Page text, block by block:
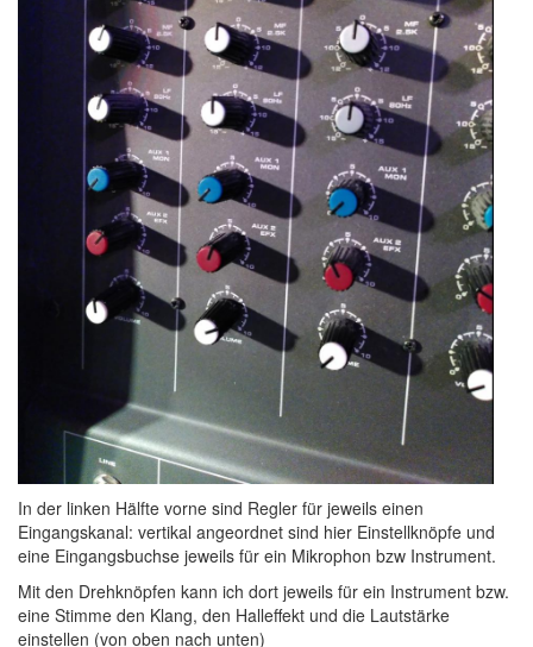
In der linken Hälfte vorne sind Regler für jeweils einen
Eingangskanal: vertikal angeordnet sind hier Einstellknöpfe und
eine Eingangsbuchse jeweils für ein Mikrophon bzw Instrument.
Mit den Drehknöpfen kann ich dort jeweils für ein Instrument bzw.
eine Stimme den Klang, den Halleffekt und die Lautstärke
einstellen (von oben nach unten)